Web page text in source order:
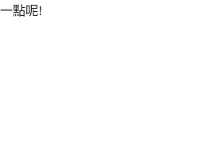
點呢!